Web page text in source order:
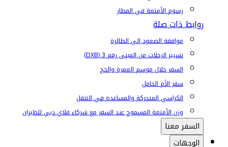
رسوم الأمتعة في المطار
روابط ذات صلة
موافقة الصعود إلى الطائرة
تسيير الرحلات من المبنى رقم 3 (DXB)
السفر خلال موسم العمرة والحج
سفر الأم الحامل
الكراسي المتحركة والمساعدة في التنقل
وزن الأمتعة المسموح عند السفر مع شركاء فلاي دبي للطيران
السفر معنا
الوجهات